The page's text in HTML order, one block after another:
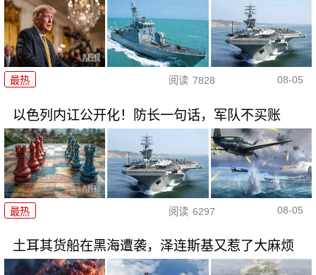
最热 阅读 7828 08-05
以色列内讧公开化！防长一句话，军队不买账
最热 阅读 6297 08-05
土耳其货船在黑海遭袭，泽连斯基又惹了大麻烦